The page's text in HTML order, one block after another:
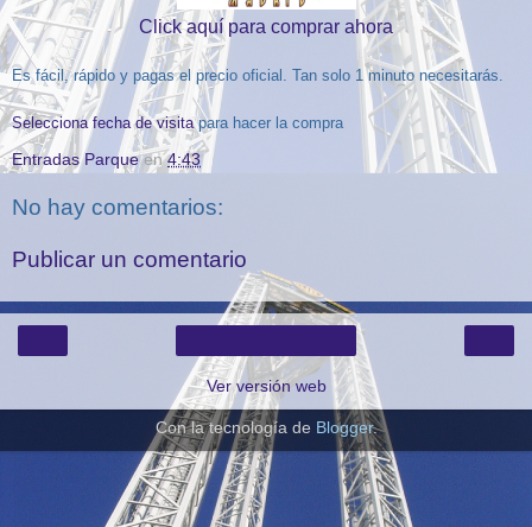
Click aquí para comprar ahora
Es fácil, rápido y pagas el precio oficial. Tan solo 1 minuto necesitarás.
Selecciona fecha de visitapara hacer la compra
Entradas Parque en4:43
No hay comentarios:
Publicar un comentario
Ver versión web
Con la tecnología de Blogger.